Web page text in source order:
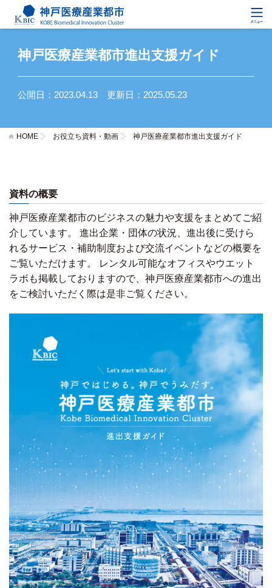
神戸医療産業都市進出支援ガイド
公開日：2023.04.13 更新日：2025.05.23
HOME お役立ち資料・動画 神戸医療産業都市進出支援ガイド
資料の概要
神戸医療産業都市のビジネスの魅力や支援をまとめてご紹
介しています。 進出企業・団体の状況、進出後に受けら
れるサービス・補助制度および交流イベントなどの概要を
ご覧いただけます。 レンタル可能なオフィスやウエット
ラボも掲載しておりますので、神戸医療産業都市への進出
をご検討いただく際は是非ご覧ください。